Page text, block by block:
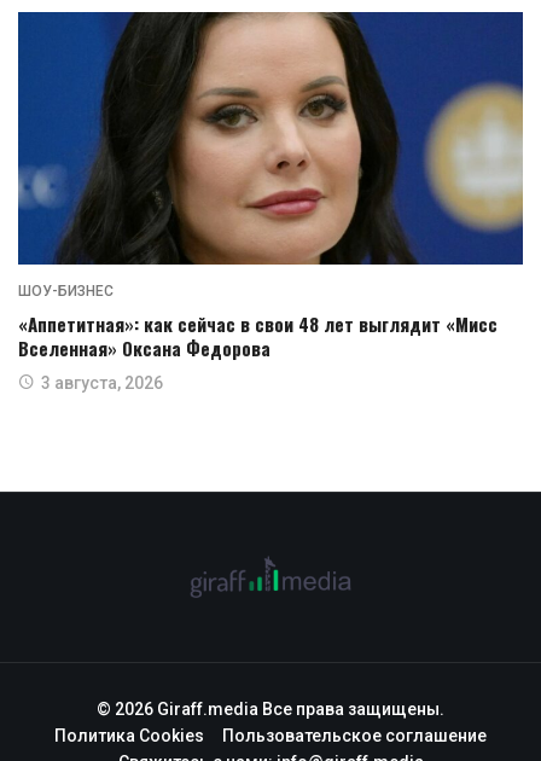
ШОУ-БИЗНЕС
«Аппетитная»: как сейчас в свои 48 лет выглядит «Мисс
Вселенная» Оксана Федорова
3 августа, 2026
© 2026 Giraff.media Все права защищены.
Политика Cookies
Пользовательское соглашение